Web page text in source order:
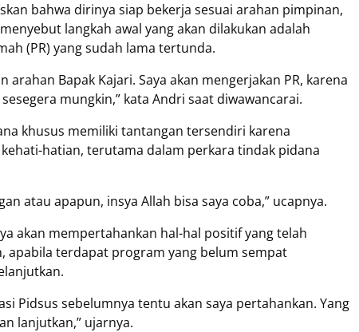
bahwa dirinya siap bekerja sesuai arahan pimpinan,
langkah awal yang akan dilakukan adalah
(PR) yang sudah lama tertunda.
arahan Bapak Kajari. Saya akan mengerjakan PR, karena
mungkin,” kata Andri saat diwawancarai.
khusus memiliki tantangan tersendiri karena
hatian, terutama dalam perkara tindak pidana
atau apapun, insya Allah bisa saya coba,” ucapnya.
akan mempertahankan hal-hal positif yang telah
apabila terdapat program yang belum sempat
Pidsus sebelumnya tentu akan saya pertahankan. Yang
lanjutkan,” ujarnya.